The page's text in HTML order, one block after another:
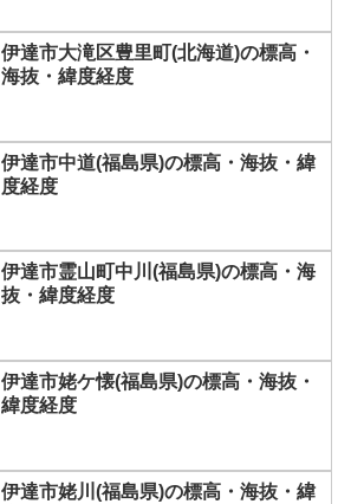
伊達市大滝区豊里町(北海道)の標高・
海抜・緯度経度
伊達市中道(福島県)の標高・海抜・緯
度経度
伊達市霊山町中川(福島県)の標高・海
抜・緯度経度
伊達市姥ケ懐(福島県)の標高・海抜・
緯度経度
伊達市姥川(福島県)の標高・海抜・緯